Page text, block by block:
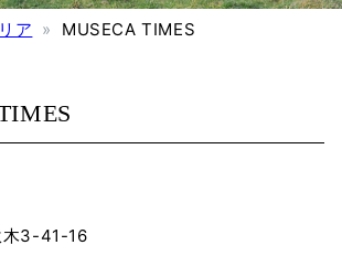
ア MUSECA TIMES
木3-41-16